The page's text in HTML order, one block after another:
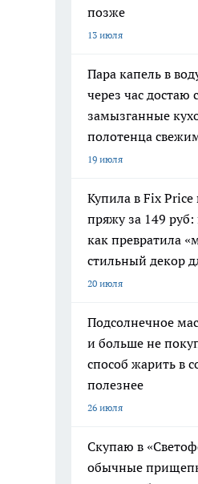
позже
13 июля
Пара капель в
через час достаю
замызганные
полотенца
19 июля
Купила в Fix
пряжу за 149
как превратила
стильный декор
20 июля
Подсолнечное
и больше не
способ жарить в
полезнее
26 июля
Скупаю в
обычные